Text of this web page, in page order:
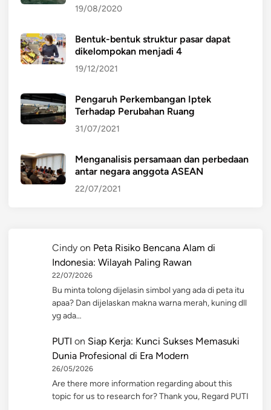
19/08/2020
Bentuk-bentuk struktur pasar dapat
dikelompokan menjadi 4
19/12/2021
Pengaruh Perkembangan Iptek
Terhadap Perubahan Ruang
31/07/2021
Menganalisis persamaan dan perbedaan
antar negara anggota ASEAN
22/07/2021
Cindy on Peta Risiko Bencana Alam di
Indonesia: Wilayah Paling Rawan
22/07/2026
Bu minta tolong dijelasin simbol yang ada di peta itu
apaa? Dan dijelaskan makna warna merah, kuning dll
yg ada…
PUTI on Siap Kerja: Kunci Sukses Memasuki
Dunia Profesional di Era Modern
26/05/2026
Are there more information regarding about this
topic for us to research for? Thank you, Regard PUTI